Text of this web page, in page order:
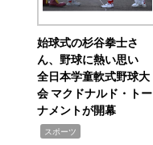
始球式の杉谷拳士さ
ん、野球に熱い思い
全日本学童軟式野球大
会 マクドナルド・トー
ナメントが開幕
スポーツ